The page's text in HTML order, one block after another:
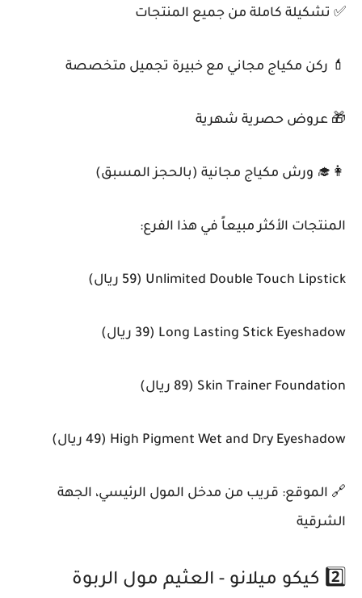
✅ تشكيلة كاملة من جميع المنتجات
💄 ركن مكياج مجاني مع خبيرة تجميل متخصصة
🎁 عروض حصرية شهرية
👩‍🎓 ورش مكياج مجانية (بالحجز المسبق)
المنتجات الأكثر مبيعاً في هذا الفرع:
Unlimited Double Touch Lipstick (59 ريال)
Long Lasting Stick Eyeshadow (39 ريال)
Skin Trainer Foundation (89 ريال)
High Pigment Wet and Dry Eyeshadow (49 ريال)
🔗 الموقع: قريب من مدخل المول الرئيسي، الجهة
الشرقية
2️⃣ كيكو ميلانو - العثيم مول الربوة